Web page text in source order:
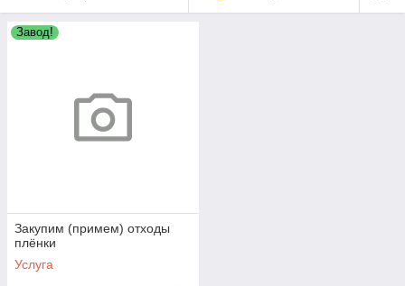
Завод!
Закупим (примем) отходы
плёнки
Услуга